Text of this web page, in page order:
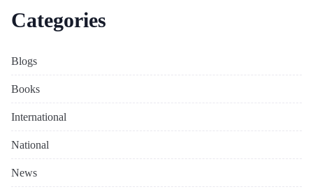
Categories
Blogs
Books
International
National
News